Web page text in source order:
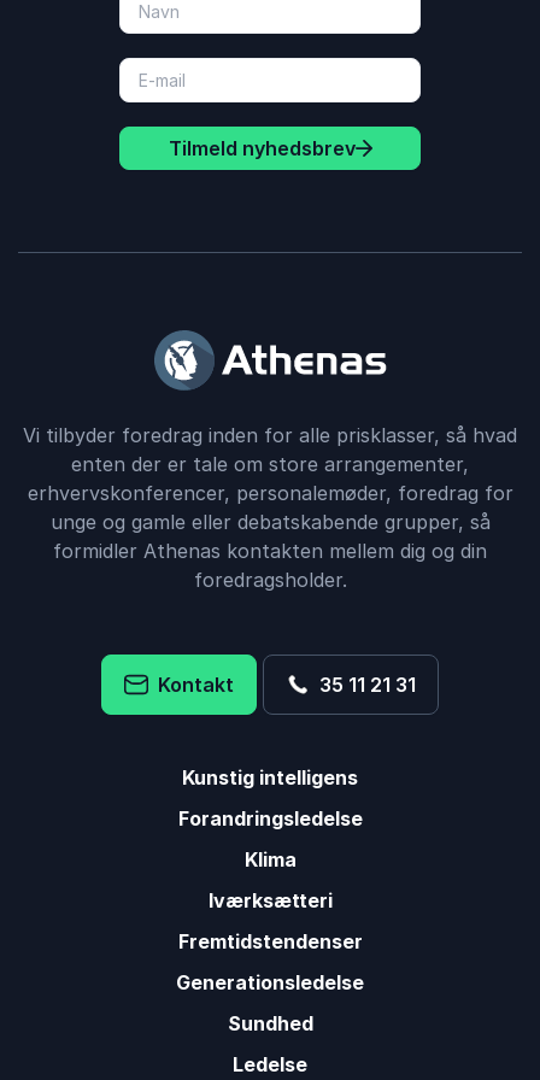
Tilmeld nyhedsbrev
Vi tilbyder foredrag inden for alle prisklasser, så hvad
enten der er tale om store arrangementer,
erhvervskonferencer, personalemøder, foredrag for
unge og gamle eller debatskabende grupper, så
formidler Athenas kontakten mellem dig og din
foredragsholder.
Kontakt 35 11 21 31
Kunstig intelligens
Forandringsledelse
Klima
Iværksætteri
Fremtidstendenser
Generationsledelse
Sundhed
Ledelse